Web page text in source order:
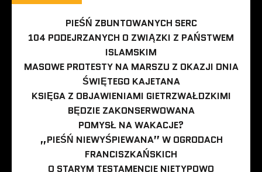
PIEŚŃ ZBUNTOWANYCH SERC
104 PODEJRZANYCH O ZWIĄZKI Z PAŃSTWEM
ISLAMSKIM
MASOWE PROTESTY NA MARSZU Z OKAZJI DNIA
ŚWIĘTEGO KAJETANA
KSIĘGA Z OBJAWIENIAMI GIETRZWAŁDZKIMI
BĘDZIE ZAKONSERWOWANA
POMYSŁ NA WAKACJE?
„PIEŚŃ NIEWYŚPIEWANA” W OGRODACH
FRANCISZKAŃSKICH
O STARYM TESTAMENCIE NIETYPOWO